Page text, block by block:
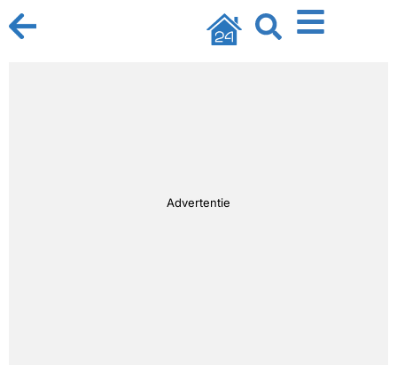
Advertentie